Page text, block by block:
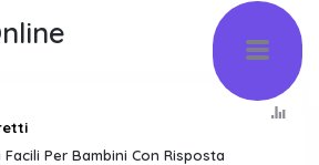
Per Bambini Con Risposta